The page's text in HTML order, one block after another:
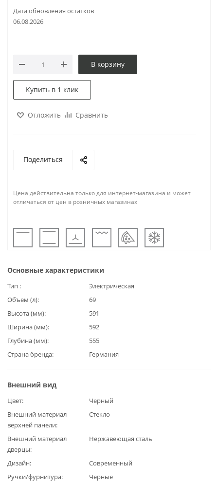
Дата обновления остатков
06.08.2026
В корзину
Купить в 1 клик
Отложить Сравнить
Поделиться
Цена действительна только для интернет-магазина и может
отличаться от цен в розничных магазинах
Основные характеристики
Тип
Электрическая
Объем (л)
69
Высота (мм)
591
Ширина (мм)
592
Глубина (мм)
555
Страна бренда
Германия
Внешний вид
Цвет
Черный
Внешний материал
верхней панели
Стекло
Внешний материал
дверцы
Нержавеющая сталь
Дизайн
Современный
Ручки/фурнитура
Черные